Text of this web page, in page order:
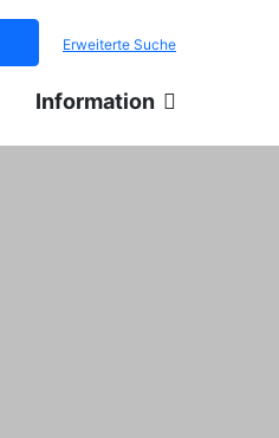
Erweiterte Suche
Information